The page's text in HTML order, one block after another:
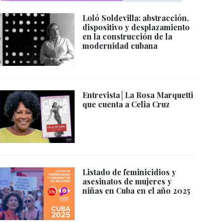
Loló Soldevilla: abstracción,
dispositivo y desplazamiento
en la construcción de la
modernidad cubana
Entrevista│La Rosa Marquetti
que cuenta a Celia Cruz
Listado de feminicidios y
asesinatos de mujeres y
niñas en Cuba en el año 2025